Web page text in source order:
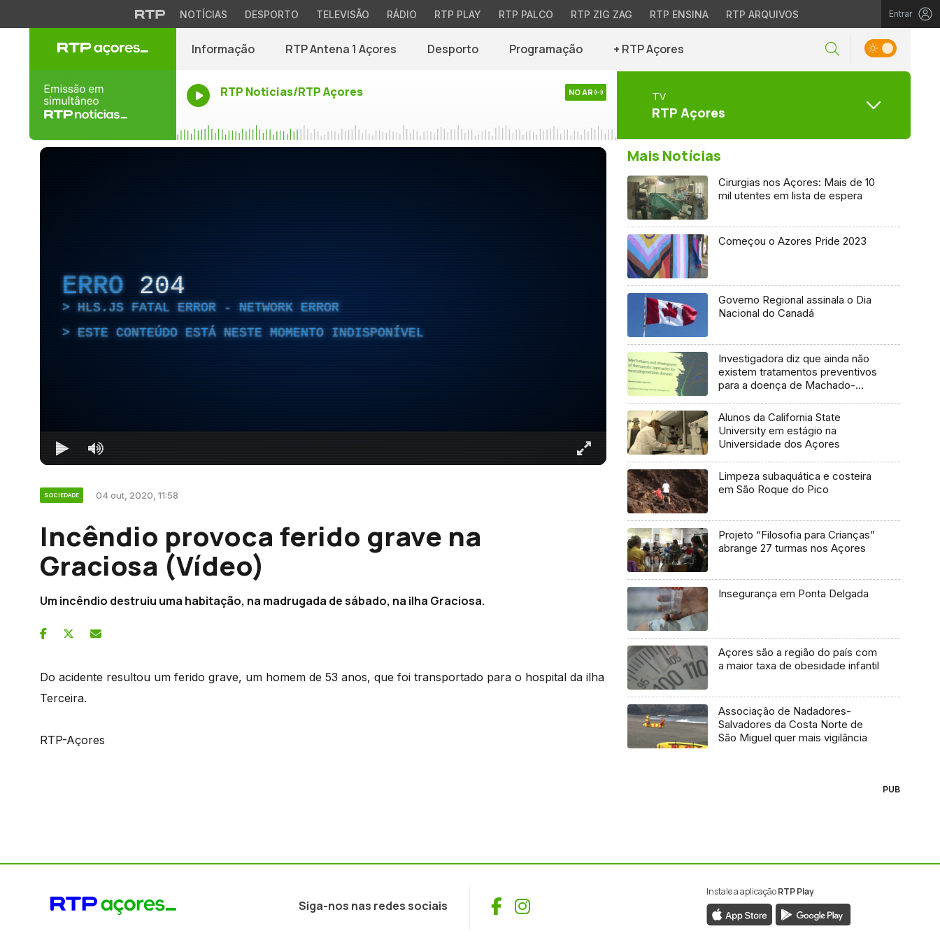
NOTÍCIAS DESPORTO TELEVISÃO RÁDIO RTP PLAY RTP PALCO RTP ZIG ZAG RTP ENSINA RTP ARQUIVOS Entrar
Informação RTP Antena 1 Açores Desporto Programação + RTP Açores
RTP Noticias/RTP Açores NO AR TV
RTP Açores
ERRO 204
HLS.JS FATAL ERROR - NETWORK ERROR
ESTE CONTEÚDO ESTÁ NESTE MOMENTO INDISPONÍVEL
SOCIEDADE 04 out, 2020, 11:58
Incêndio provoca ferido grave na
Graciosa (Vídeo)
Um incêndio destruiu uma habitação, na madrugada de sábado, na ilha Graciosa.
Do acidente resultou um ferido grave, um homem de 53 anos, que foi transportado para o hospital da ilha
Terceira.
RTP-Açores
Mais Notícias
Cirurgias nos Açores: Mais de 10
mil utentes em lista de espera
Começou o Azores Pride 2023
Governo Regional assinala o Dia
Nacional do Canadá
Investigadora diz que ainda não
existem tratamentos preventivos
para a doença de Machado-
Alunos da California State
University em estágio na
Universidade dos Açores
Limpeza subaquática e costeira
em São Roque do Pico
Projeto “Filosofia para Crianças”
abrange 27 turmas nos Açores
Insegurança em Ponta Delgada
Açores são a região do país com
a maior taxa de obesidade infantil
Associação de Nadadores-
Salvadores da Costa Norte de
São Miguel quer mais vigilância
PUB
Siga-nos nas redes sociais Facebook
Instagram
Instale a aplicaçãoRTP Play